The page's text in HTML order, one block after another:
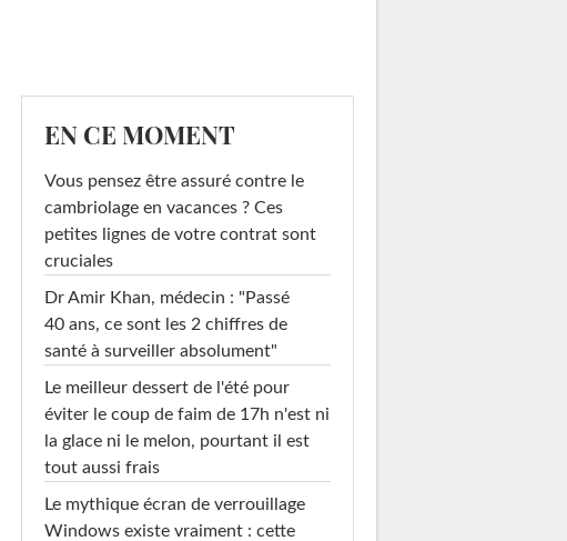
EN CE MOMENT
Vous pensez être assuré contre le
cambriolage en vacances ? Ces
petites lignes de votre contrat sont
cruciales
Dr Amir Khan, médecin : "Passé
40 ans, ce sont les 2 chiffres de
santé à surveiller absolument"
Le meilleur dessert de l'été pour
éviter le coup de faim de 17h n'est ni
la glace ni le melon, pourtant il est
tout aussi frais
Le mythique écran de verrouillage
Windows existe vraiment : cette